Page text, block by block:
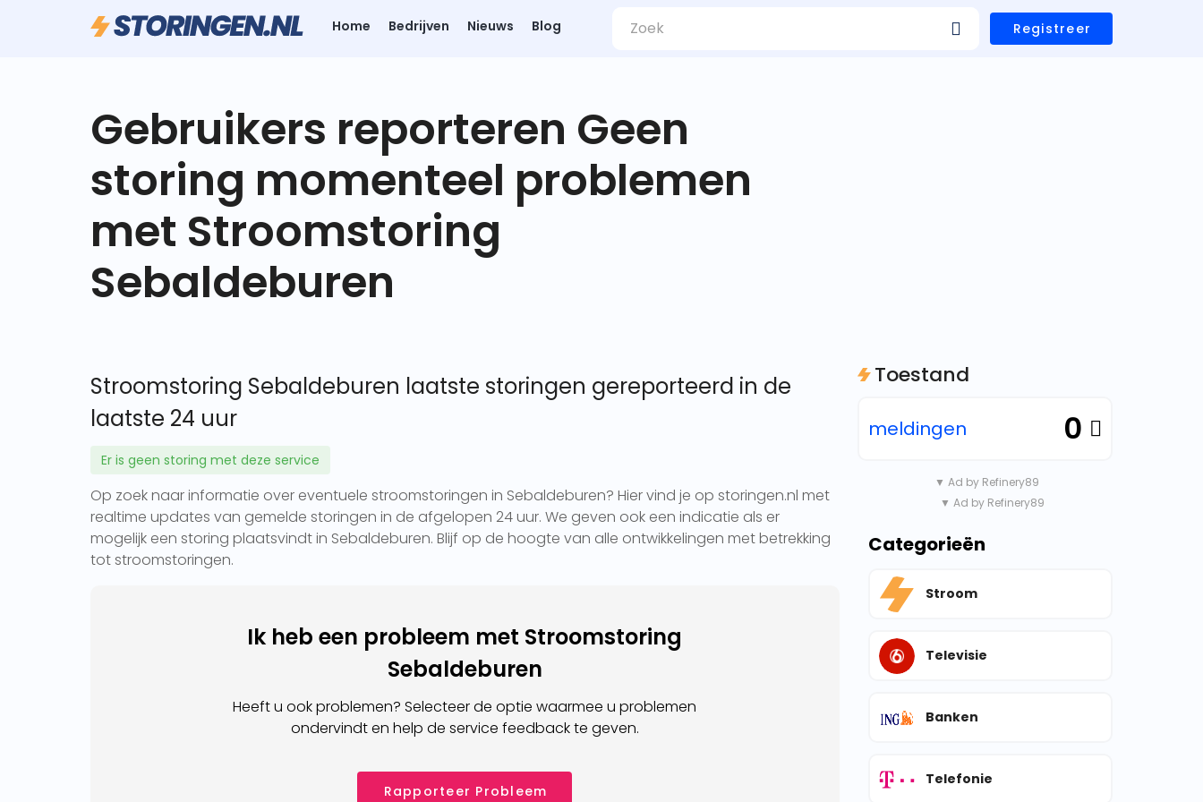
Home Bedrijven Nieuws Blog Registreer
Gebruikers reporteren Geen
storing momenteel problemen
met Stroomstoring
Sebaldeburen
Stroomstoring Sebaldeburen laatste storingen gereporteerd in de
laatste 24 uur
Er is geen storing met deze service
Op zoek naar informatie over eventuele stroomstoringen in Sebaldeburen? Hier vind je op storingen.nl met
realtime updates van gemelde storingen in de afgelopen 24 uur. We geven ook een indicatie als er
mogelijk een storing plaatsvindt in Sebaldeburen. Blijf op de hoogte van alle ontwikkelingen met betrekking
tot stroomstoringen.
Ik heb een probleem met Stroomstoring
Sebaldeburen
Heeft u ook problemen? Selecteer de optie waarmee u problemen
ondervindt en help de service feedback te geven.
Rapporteer Probleem
Toestand
meldingen 0
▼ Ad by Refinery89
▼ Ad by Refinery89
Categorieën
Stroom
Televisie
Banken
Telefonie